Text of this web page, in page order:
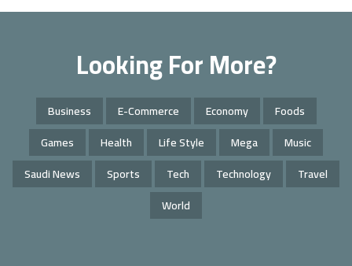
Looking For More?
Business E-Commerce Economy
Foods
Games
Health Life Style Mega
Music
Saudi News
Sports Tech Technology
Travel
World